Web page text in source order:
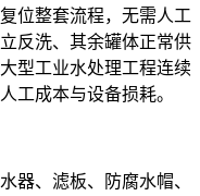
位整套流程，无需人工
反洗、其余罐体正常供
型工业水处理工程连续
工成本与设备损耗。
器、滤板、防腐水帽、